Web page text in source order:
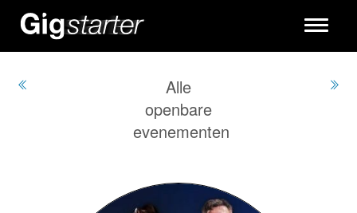
Toggle
Alle
openbare
evenementen